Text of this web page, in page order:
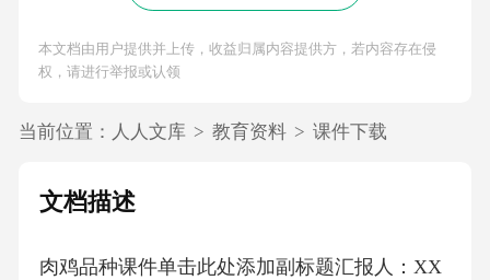
本文档由用户提供并上传，收益归属内容提供方，若内容存在侵
权，请进行举报或认领
当前位置： 人人文库 > 教育资料 > 课件下载
文档描述
肉鸡品种课件单击此处添加副标题汇报人：XX